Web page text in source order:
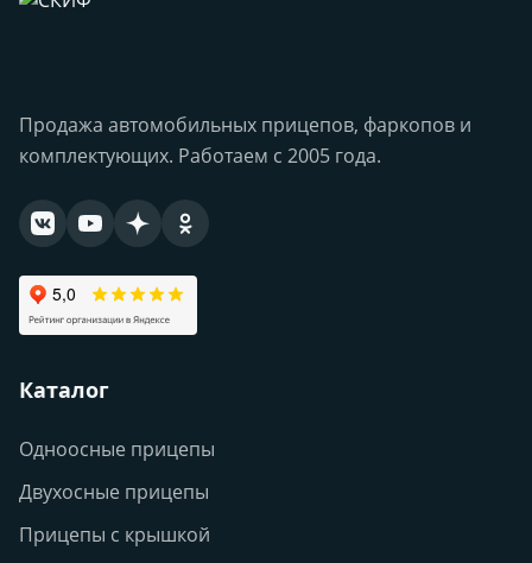
Продажа автомобильных прицепов, фаркопов и
комплектующих. Работаем с 2005 года.
Каталог
Одноосные прицепы
Двухосные прицепы
Прицепы с крышкой